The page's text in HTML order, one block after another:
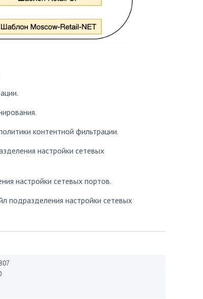
контентной фильтрации.
настройки сетевых
настройки сетевых портов.
подразделения настройки сетевых